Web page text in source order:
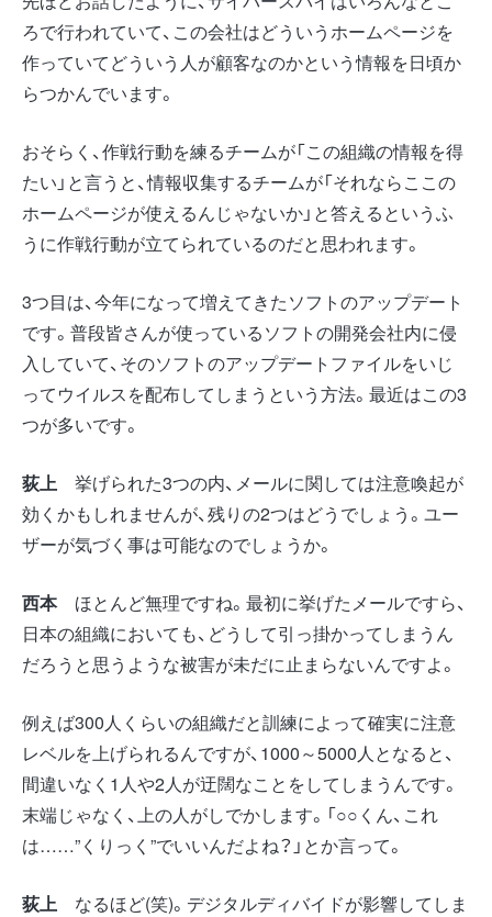
ろで行われていて、この会社はどういうホームページを
作っていてどういう人が顧客なのかという情報を日頃か
らつかんでいます。
おそらく、作戦行動を練るチームが「この組織の情報を得
たい」と言うと、情報収集するチームが「それならここの
ホームページが使えるんじゃないか」と答えるというふ
うに作戦行動が立てられているのだと思われます。
3つ目は、今年になって増えてきたソフトのアップデート
です。普段皆さんが使っているソフトの開発会社内に侵
入していて、そのソフトのアップデートファイルをいじ
ってウイルスを配布してしまうという方法。最近はこの3
つが多いです。
荻上 挙げられた3つの内、メールに関しては注意喚起が
効くかもしれませんが、残りの2つはどうでしょう。ユー
ザーが気づく事は可能なのでしょうか。
西本ほとんど無理ですね。最初に挙げたメールですら、
日本の組織においても、どうして引っ掛かってしまうん
だろうと思うような被害が未だに止まらないんですよ。
例えば300人くらいの組織だと訓練によって確実に注意
レベルを上げられるんですが、1000～5000人となると、
間違いなく1人や2人が迂闊なことをしてしまうんです。
末端じゃなく、上の人がしでかします。「○○くん、これ
は……”くりっく”でいいんだよね？」とか言って。
荻上 なるほど(笑)。デジタルディバイドが影響してしま